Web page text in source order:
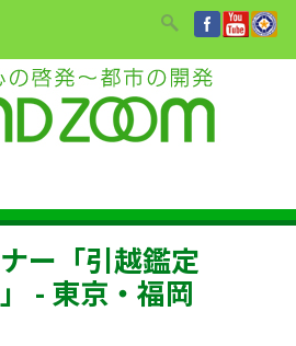
内
ー「引越鑑定
- 東京・福岡